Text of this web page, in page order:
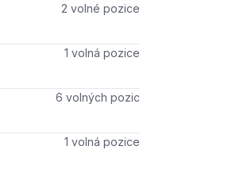
Počet volných míst
2 volné pozice
Počet volných míst
1 volná pozice
Počet volných míst
6 volných pozic
Počet volných míst
1 volná pozice